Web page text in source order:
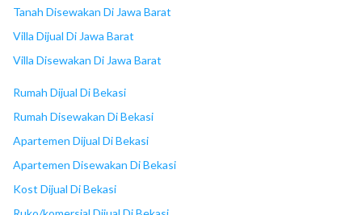
Tanah Disewakan Di Jawa Barat
Villa Dijual Di Jawa Barat
Villa Disewakan Di Jawa Barat
Rumah Dijual Di Bekasi
Rumah Disewakan Di Bekasi
Apartemen Dijual Di Bekasi
Apartemen Disewakan Di Bekasi
Kost Dijual Di Bekasi